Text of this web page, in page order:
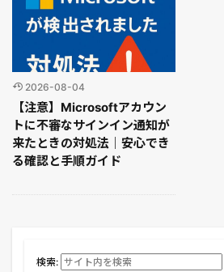
2026-08-04
【注意】Microsoftアカウン
トに不審なサインイン通知が
来たときの対処法｜安心でき
る確認と手順ガイド
検索: